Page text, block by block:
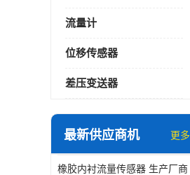
流量计
位移传感器
差压变送器
最新供应商机 更多
橡胶内衬流量传感器 生产厂商